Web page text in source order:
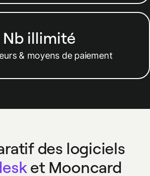
Nb illimité
& moyens de paiement
des logiciels
et Mooncard